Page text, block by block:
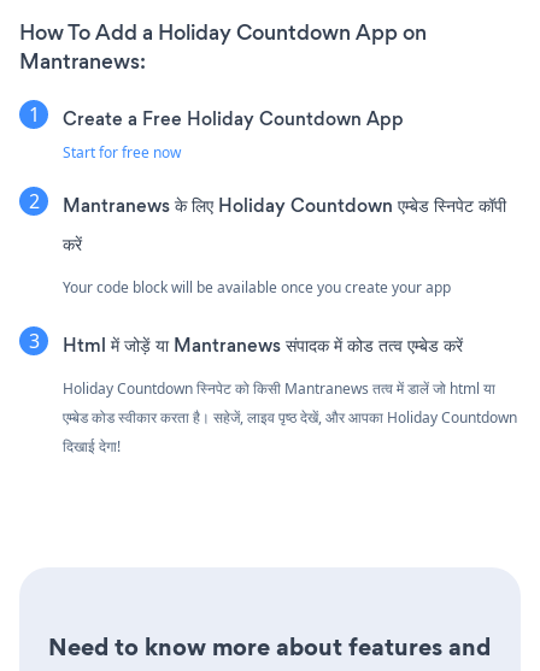
How To Add a Holiday Countdown App on
Mantranews:
Create a Free Holiday Countdown App
Start for free now
Mantranews के लिए Holiday Countdown एम्बेड स्निपेट कॉपी
करें
Your code block will be available once you create your app
Html में जोड़ें या Mantranews संपादक में कोड तत्व एम्बेड करें
Holiday Countdown स्निपेट को किसी Mantranews तत्व में डालें जो html या
एम्बेड कोड स्वीकार करता है। सहेजें, लाइव पृष्ठ देखें, और आपका Holiday Countdown
दिखाई देगा!
Need to know more about features and